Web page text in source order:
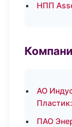
НПП
АО
ПАО